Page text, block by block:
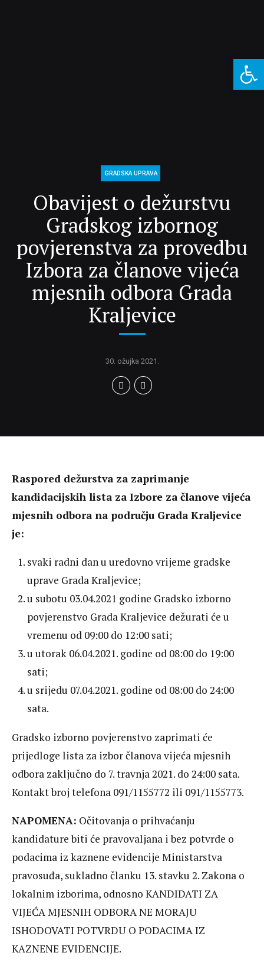
GRADSKA UPRAVA
Obavijest o dežurstvu
Gradskog izbornog
povjerenstva za provedbu
Izbora za članove vijeća
mjesnih odbora Grada
Kraljevice
30. ožujka 2021.
Raspored dežurstva za zaprimanje
kandidacijskih lista za Izbore za članove vijeća
mjesnih odbora na području Grada Kraljevice
je:
svaki radni dan u uredovno vrijeme gradske
uprave Grada Kraljevice;
u subotu 03.04.2021 godine Gradsko izborno
povjerenstvo Grada Kraljevice dežurati će u
vremenu od 09:00 do 12:00 sati;
u utorak 06.04.2021. godine od 08:00 do 19:00
sati;
u srijedu 07.04.2021. godine od 08:00 do 24:00
sata.
Gradsko izborno povjerenstvo zaprimati će
prijedloge lista za izbor članova vijeća mjesnih
odbora zaključno do 7. travnja 2021. do 24:00 sata.
Kontakt broj telefona 091/1155772 ili 091/1155773.
NAPOMENA: Očitovanja o prihvaćanju
kandidature biti će pravovaljana i bez potvrde o
podacima iz kaznene evidencije Ministarstva
pravosuđa, sukladno članku 13. stavku 2. Zakona o
lokalnim izborima, odnosno KANDIDATI ZA
VIJEĆA MJESNIH ODBORA NE MORAJU
ISHODOVATI POTVRDU O PODACIMA IZ
KAZNENE EVIDENCIJE.